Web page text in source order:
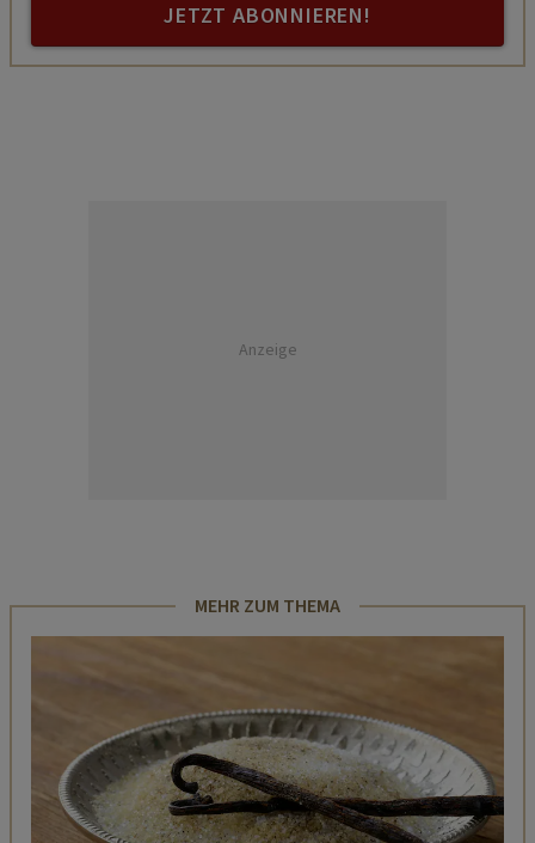
JETZT ABONNIEREN!
Anzeige
MEHR ZUM THEMA